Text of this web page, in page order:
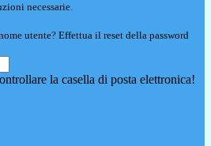
necessarie.
utente? Effettua il reset della password
la casella di posta elettronica!